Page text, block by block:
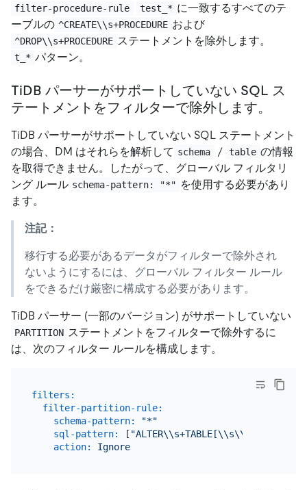
filter-procedure-rule test_* に一致するすべてのテ
ーブルの ^CREATE\\s+PROCEDURE および
^DROP\\s+PROCEDURE ステートメントを除外します。
t_* パターン。
TiDB パーサーがサポートしていない SQL ス
テートメントをフィルターで除外します。
TiDB パーサーがサポートしていない SQL ステートメント
の場合、DM はそれらを解析して schema / table の情報
を取得できません。したがって、グローバル フィルタリ
ング ルール schema-pattern: "*" を使用する必要があり
ます。
注記：
移行する必要があるデータがフィルターで除外され
ないようにするには、グローバル フィルター ルール
をできるだけ厳密に構成する必要があります。
TiDB パーサー (一部のバージョン) がサポートしていない
PARTITION ステートメントをフィルターで除外するに
は、次のフィルター ルールを構成します。
filters:
filter-partition-rule:
schema-pattern:
"*"
sql-pattern:
[
action:
Ignore